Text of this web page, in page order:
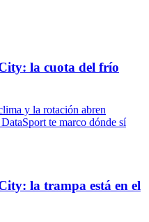
la cuota del frío
y la rotación abren
te marco dónde sí
la trampa está en el